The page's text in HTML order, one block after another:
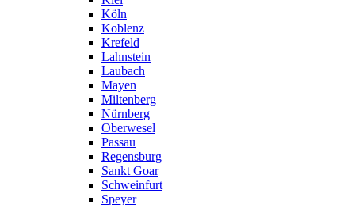
Köln
Koblenz
Krefeld
Lahnstein
Laubach
Mayen
Miltenberg
Nürnberg
Oberwesel
Passau
Regensburg
Sankt Goar
Schweinfurt
Speyer